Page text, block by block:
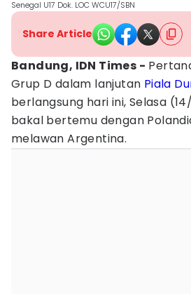
Senegal U17 Dok. LOC WCU17/SBN
Share Article
Bandung, IDN Times -
Grup D dalam lanjutan Piala
berlangsung hari ini, Selasa
bakal bertemu dengan
melawan Argentina.